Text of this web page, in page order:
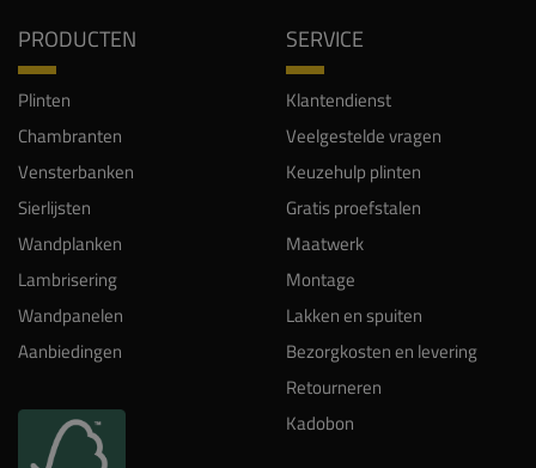
PRODUCTEN
Plinten
Chambranten
Vensterbanken
Sierlijsten
Wandplanken
Lambrisering
Wandpanelen
Aanbiedingen
SERVICE
Klantendienst
Veelgestelde vragen
Keuzehulp plinten
Gratis proefstalen
Maatwerk
Montage
Lakken en spuiten
Bezorgkosten en levering
Retourneren
Kadobon